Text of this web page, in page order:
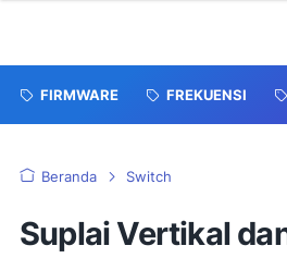
FIRMWARE FREKUENSI
Beranda Switch
Suplai Vertikal